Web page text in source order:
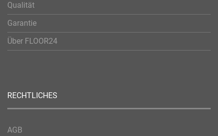
Qualität
Garantie
Über FLOOR24
RECHTLICHES
AGB